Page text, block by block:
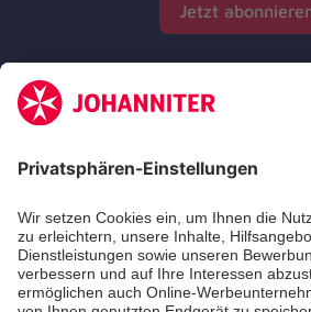
Jetzt
Zertifizierung der Johanniter-
Die Johanniter GmbH führt das
des Deutschen